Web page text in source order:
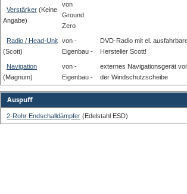
Verstärker (Keine
Angabe)
von
Ground
Zero
Radio / Head-Unit
(Scott)
von -
Eigenbau -
DVD-Radio mit el.
Hersteller Scott!
Navigation
(Magnum)
von -
Eigenbau -
externes Navigationsgerät
der Windschutzscheibe
Auspuff
2-Rohr Endschalldämpfer (Edelstahl ESD)